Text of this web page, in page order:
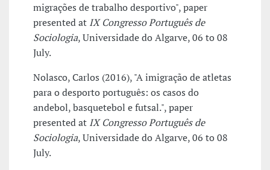
migrações de trabalho desportivo", paper
presented at IX Congresso Português de
Sociologia, Universidade do Algarve, 06 to 08
July.
Nolasco, Carlos (2016), "A imigração de atletas
para o desporto português: os casos do
andebol, basquetebol e futsal.", paper
presented at IX Congresso Português de
Sociologia, Universidade do Algarve, 06 to 08
July.